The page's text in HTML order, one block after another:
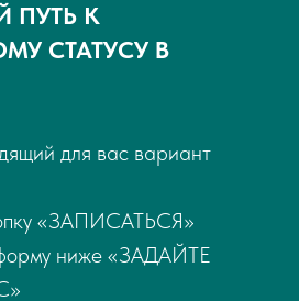
ПУТЬ К
СТАТУСУ В
для вас вариант
«ЗАПИСАТЬСЯ»
ниже «ЗАДАЙТЕ